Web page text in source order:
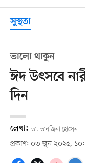
সুস্থতা
ভালো থাকুন
ঈদ উৎসবে
দিন
লেখা: ডা. তানজিনা হোসেন
প্রকাশ: ০৩ জুন ২০২৫,